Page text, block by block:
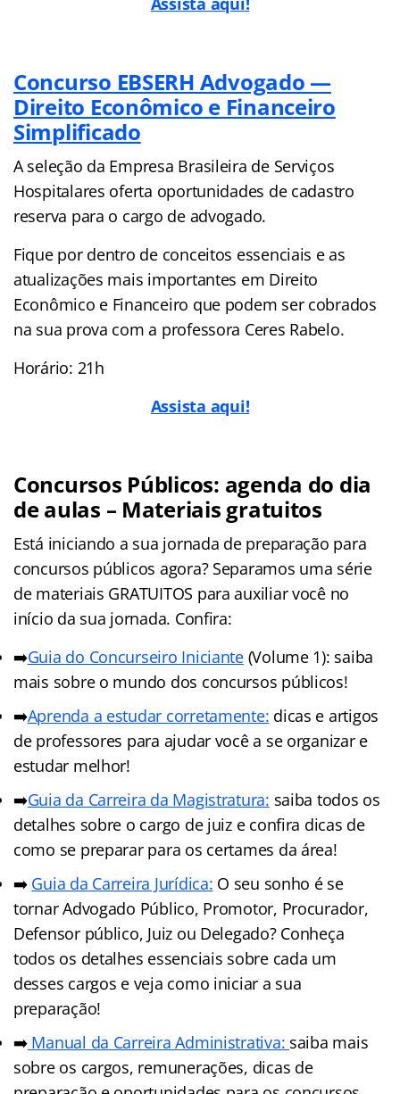
Concurso EBSERH Advogado —
Direito Econômico e Financeiro
Simplificado
A seleção da Empresa Brasileira de Serviços
Hospitalares oferta oportunidades de cadastro
reserva para o cargo de advogado.
Fique por dentro de conceitos essenciais e as
atualizações mais importantes em Direito
Econômico e Financeiro que podem ser cobrados
na sua prova com a professora Ceres Rabelo.
Horário: 21h
Assista aqui!
Concursos Públicos: agenda do dia
de aulas – Materiais gratuitos
Está iniciando a sua jornada de preparação para
concursos públicos agora? Separamos uma série
de materiais GRATUITOS para auxiliar você no
início da sua jornada. Confira:
➡️Guia do Concurseiro Iniciante(Volume 1): saiba
mais sobre o mundo dos concursos públicos!
➡️Aprenda a estudar corretamente: dicas e artigos
de professores para ajudar você a se organizar e
estudar melhor!
➡️Guia da Carreira da Magistratura: saiba todos os
detalhes sobre o cargo de juiz e confira dicas de
como se preparar para os certames da área!
➡️ Guia da Carreira Jurídica: O seu sonho é se
tornar Advogado Público, Promotor, Procurador,
Defensor público, Juiz ou Delegado? Conheça
todos os detalhes essenciais sobre cada um
desses cargos e veja como iniciar a sua
preparação!
➡️Manual da Carreira Administrativa: saiba mais
sobre os cargos, remunerações, dicas de